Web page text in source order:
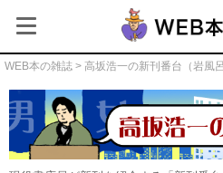
WEB本の雑誌 > 高坂浩一の新刊番台（岩風呂